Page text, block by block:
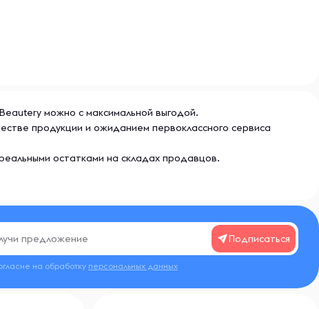
можно с максимальной выгодой.
продукции и ожиданием первоклассного сервиса
остатками на складах продавцов.
Подписаться
на обработку персональных данных